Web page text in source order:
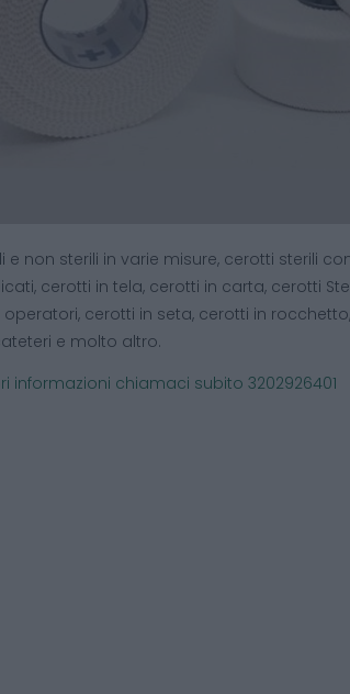
e non sterili in varie misure, cerotti sterili
cerotti in tela, cerotti in carta, cerotti
cerotti in seta, cerotti in
e molto altro.
informazioni chiamaci subito 3202926401